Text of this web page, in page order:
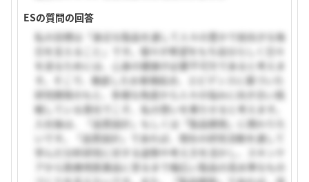
ESの質問の回答
私の目標は「身近な製品を通して人々の豊かで前向きな毎
日を支えること」です。個々が希望をもち自分らしく日々
を送るためには、心身の健康が必要不可欠であると考えま
す。そこで、徹底したお客様起点、エビデンスに基づいた
研究開発のもと、多様な角度から人々の悩みに向き合い挑
戦している貴社でこそ、私の想いを果たせると考えます。
入社後は、「品質設計」もしくは「製品開発」に携わりた
いです。「品質設計」であれば、現在の研究活動を通して
学んだ分析研究に対する姿勢や考え方を活かし、スキンケ
アから医療用医薬品に至るまで幅広い製品の高水準なもの